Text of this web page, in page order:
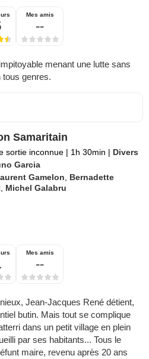
Mes amis
--
menant une lutte sans
genres.
Samaritain
sortie inconnue | 1h 30min | Divers
Garcia
Gamelon, Bernadette
, Michel Galabru
Mes amis
--
Jean-Jacques René détient,
butin. Mais tout se complique
dans un petit village en plein
par ses habitants... Tous le
maire, revenu après 20 ans